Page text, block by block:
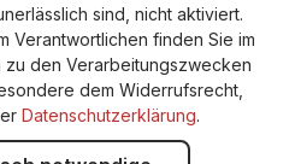
sind, nicht aktiviert.
Verantwortlichen finden Sie im
zu den Verarbeitungszwecken
dem Widerrufsrecht,
Datenschutzerklärung.